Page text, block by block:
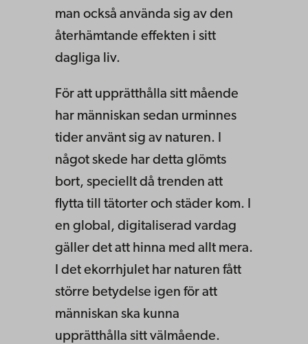
man också använda sig av den
återhämtande effekten i sitt
dagliga liv.
För att upprätthålla sitt mående
har människan sedan urminnes
tider använt sig av naturen. I
något skede har detta glömts
bort, speciellt då trenden att
flytta till tätorter och städer kom. I
en global, digitaliserad vardag
gäller det att hinna med allt mera.
I det ekorrhjulet har naturen fått
större betydelse igen för att
människan ska kunna
upprätthålla sitt välmående.